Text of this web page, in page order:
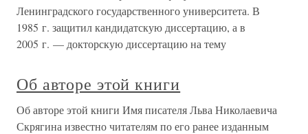
Ленинградского государственного университета. В
1985 г. защитил кандидатскую диссертацию, а в
2005 г. — докторскую диссертацию на тему
Об авторе этой книги
Об авторе этой книги Имя писателя Льва Николаевича
Скрягина известно читателям по его ранее изданным